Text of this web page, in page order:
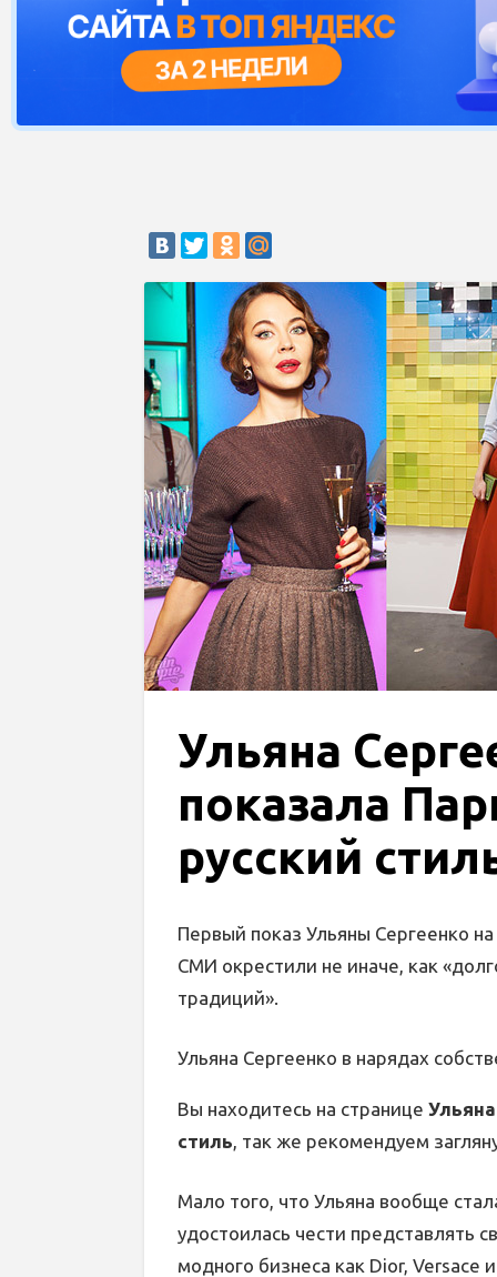
Ульяна
показала
русский
Первый показ Ульяны Сергеенко
СМИ окрестили не иначе, как
традиций».
Ульяна Сергеенко в нарядах
Вы находитесь на странице
стиль , так же рекомендуем
Мало того, что Ульяна вообще
удостоилась чести представлять
модного бизнеса как Dior, Versace